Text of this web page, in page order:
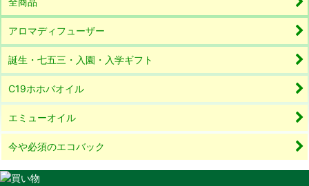
アロマディフューザー
誕生・七五三・入園・入学ギフト
C19ホホバオイル
エミューオイル
今や必須のエコバック